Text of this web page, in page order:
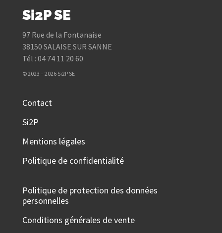
Si2P SE
97 Rue de la Fontanaise
38150 SALAISE SUR SANNE
Tél : 04 74 11 20 60
© 2023 – 2026 Si2P SE
Contact
Si2P
Mentions légales
Politique de confidentialité
Politique de protection des données
personnelles
Conditions générales de vente